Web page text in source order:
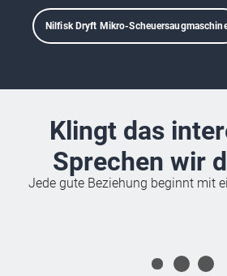
Nilfisk Dryft Mikro-
Klingt das
Sprechen wir
Jede gute Beziehung beginnt mit